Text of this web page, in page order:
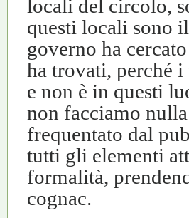
locali del circolo,
questi locali sono
governo ha
ha trovati, perché
e non è in questi
non facciamo
frequentato dal
tutti gli elementi
formalità,
cognac.